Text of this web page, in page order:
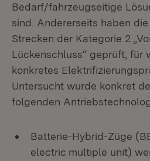
Bedarf/fahrzeugseitige
sind. Andererseits haben
Strecken der Kategorie 2
Lückenschluss“ geprüft, für
konkretes
Untersucht wurde konkret
folgenden
Batterie-Hybrid-Züge
electric multiple unit)